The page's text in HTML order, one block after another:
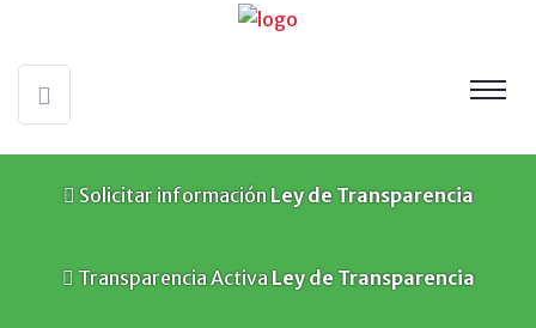
Solicitar informaciónLey de Transparencia
Transparencia ActivaLey de Transparencia